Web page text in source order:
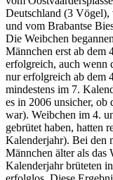
Deutschland (3 Vögel),
und vom Brabantse
Die Weibchen
Männchen erst ab dem
erfolgreich, auch wenn
nur erfolgreich ab dem
mindestens im 7.
es in 2006 unsicher, ob
war). Weibchen im 4.
gebrütet haben, hatten
Kalenderjahr). Bei den
Männchen älter als das
Kalenderjahr brüteten